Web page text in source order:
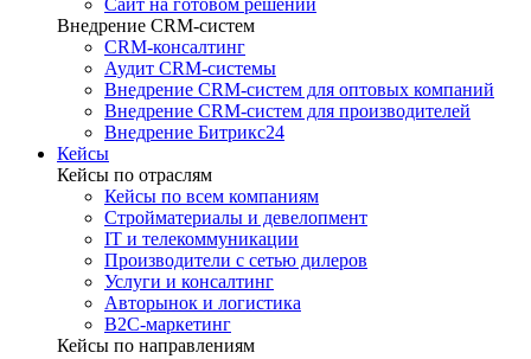
Сайт на готовом решении
Внедрение CRM-систем
CRM-консалтинг
Аудит CRM-системы
Внедрение CRM-систем для оптовых компаний
Внедрение CRM-систем для производителей
Внедрение Битрикс24
Кейсы
Кейсы по отраслям
Кейсы по всем компаниям
Стройматериалы и девелопмент
IT и телекоммуникации
Производители с сетью дилеров
Услуги и консалтинг
Авторынок и логистика
B2С-маркетинг
Кейсы по направлениям